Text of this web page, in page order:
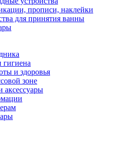
прописи, наклейки
для принятия ванны
гигиена
и здоровья
зоне
аксессуары